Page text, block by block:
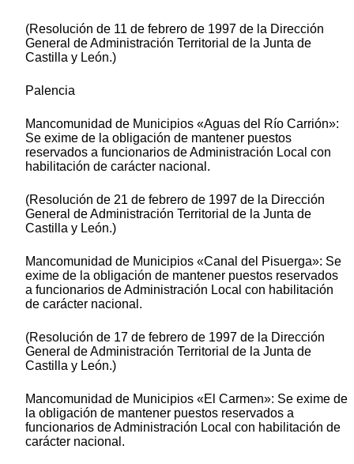
(Resolución de 11 de febrero de 1997 de la Dirección
General de Administración Territorial de la Junta de
Castilla y León.)
Palencia
Mancomunidad de Municipios «Aguas del Río Carrión»:
Se exime de la obligación de mantener puestos
reservados a funcionarios de Administración Local con
habilitación de carácter nacional.
(Resolución de 21 de febrero de 1997 de la Dirección
General de Administración Territorial de la Junta de
Castilla y León.)
Mancomunidad de Municipios «Canal del Pisuerga»: Se
exime de la obligación de mantener puestos reservados
a funcionarios de Administración Local con habilitación
de carácter nacional.
(Resolución de 17 de febrero de 1997 de la Dirección
General de Administración Territorial de la Junta de
Castilla y León.)
Mancomunidad de Municipios «El Carmen»: Se exime de
la obligación de mantener puestos reservados a
funcionarios de Administración Local con habilitación de
carácter nacional.